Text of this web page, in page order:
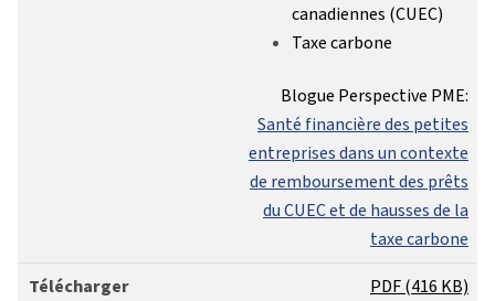
canadiennes (CUEC)
Taxe carbone
Blogue Perspective PME:
Santé financière des petites
entreprises dans un contexte
de remboursement des prêts
du CUEC et de hausses de la
taxe carbone
PDF (416 KB)